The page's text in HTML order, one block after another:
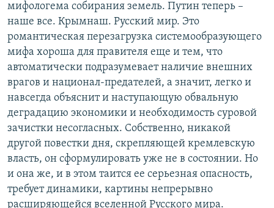
мифологема собирания земель. Путин теперь –
наше все. Крымнаш. Русский мир. Это
романтическая перезагрузка системообразующего
мифа хороша для правителя еще и тем, что
автоматически подразумевает наличие внешних
врагов и национал-предателей, а значит, легко и
навсегда объяснит и наступающую обвальную
деградацию экономики и необходимость суровой
зачистки несогласных. Собственно, никакой
другой повестки дня, скрепляющей кремлевскую
власть, он сформулировать уже не в состоянии. Но
и она же, и в этом таится ее серьезная опасность,
требует динамики, картины непрерывно
расширяющейся вселенной Русского мира.